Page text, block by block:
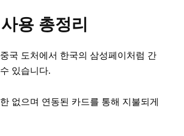
용 총정리
국 도처에서 한국의 삼성페이처럼 간
있습니다.
없으며 연동된 카드를 통해 지불되게